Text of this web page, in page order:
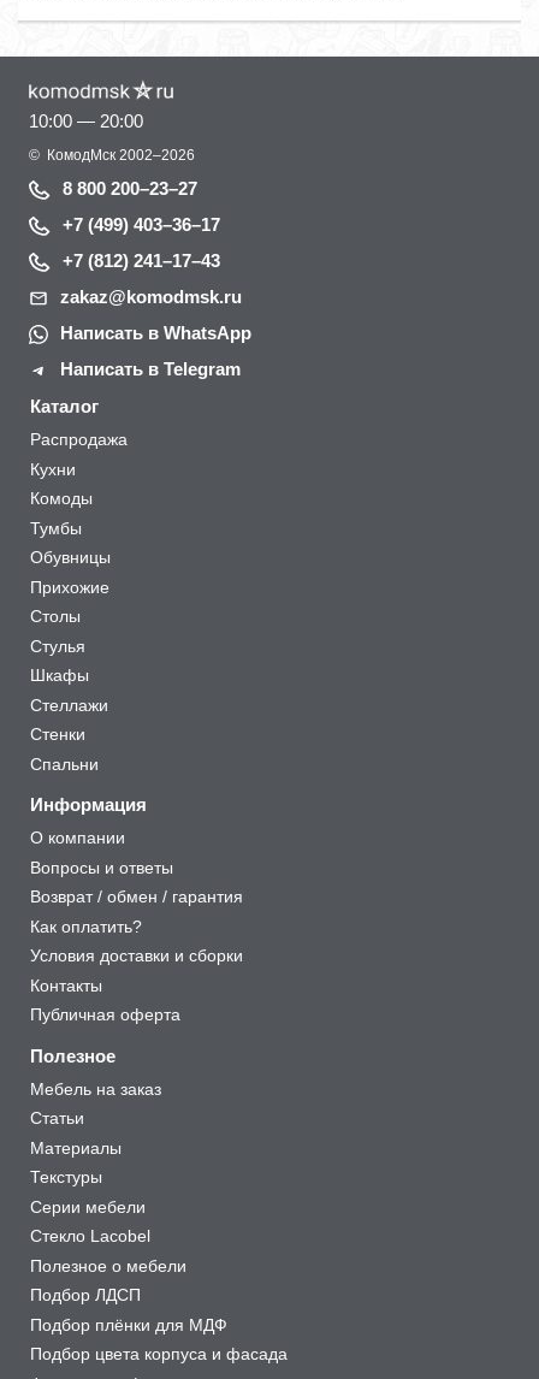
10:00 — 20:00
© КомодМск 2002–2026
8 800 200–23–27
+7 (499) 403–36–17
+7 (812) 241–17–43
zakaz@komodmsk.ru
Написать в WhatsApp
Написать в Telegram
Каталог
Распродажа
Кухни
Комоды
Тумбы
Обувницы
Прихожие
Столы
Стулья
Шкафы
Стеллажи
Стенки
Спальни
Информация
О компании
Вопросы и ответы
Возврат / обмен / гарантия
Как оплатить?
Условия доставки и сборки
Контакты
Публичная оферта
Полезное
Мебель на заказ
Статьи
Материалы
Текстуры
Серии мебели
Стекло Lacobel
Полезное о мебели
Подбор ЛДСП
Подбор плёнки для МДФ
Подбор цвета корпуса и фасада